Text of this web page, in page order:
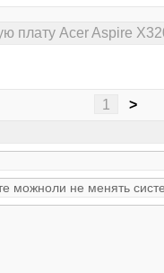
плату Acer Aspire
1 >